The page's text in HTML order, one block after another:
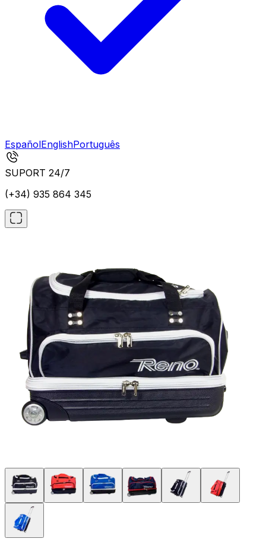
EspañolEnglishPortuguês
SUPORT 24/7
(+34) 935 864 345